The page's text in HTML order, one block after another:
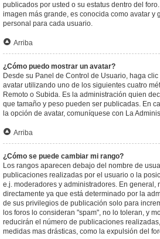
publicados por usted o su estatus dentro del
imagen más grande, es conocida como avatar y
personal para cada usuario.
Arriba
¿Cómo puedo mostrar un avatar?
Desde su Panel de Control de Usuario, haga clic
avatar utilizando uno de los siguientes cuatro
Remoto o Subida. Es la administración quien
que tamaño y peso pueden ser publicadas. En
la opción de avatar, comuníquese con La
Arriba
¿Cómo se puede cambiar mi rango?
Los rangos aparecen debajo del nombre de
publicaciones realizadas por el usuario o la
e.j. moderadores y administradores. En general,
directamente ya que está determinado por la
de sus privilegios de publicación solo para
los foros lo consideran "spam", no lo toleran, y
reducirán el número de publicaciones
medidas mas drásticas, como la expulsión del